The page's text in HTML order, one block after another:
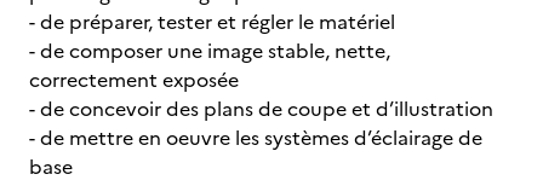
- de préparer, tester et régler le matériel
- de composer une image stable, nette,
correctement exposée
- de concevoir des plans de coupe et d’illustration
- de mettre en oeuvre les systèmes d’éclairage de
base